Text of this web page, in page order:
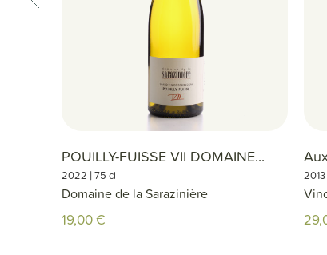
POUILLY-FUISSE VII DOMAINE...
2022 |75 cl
Domaine de la Sarazinière
19,00 €
2013